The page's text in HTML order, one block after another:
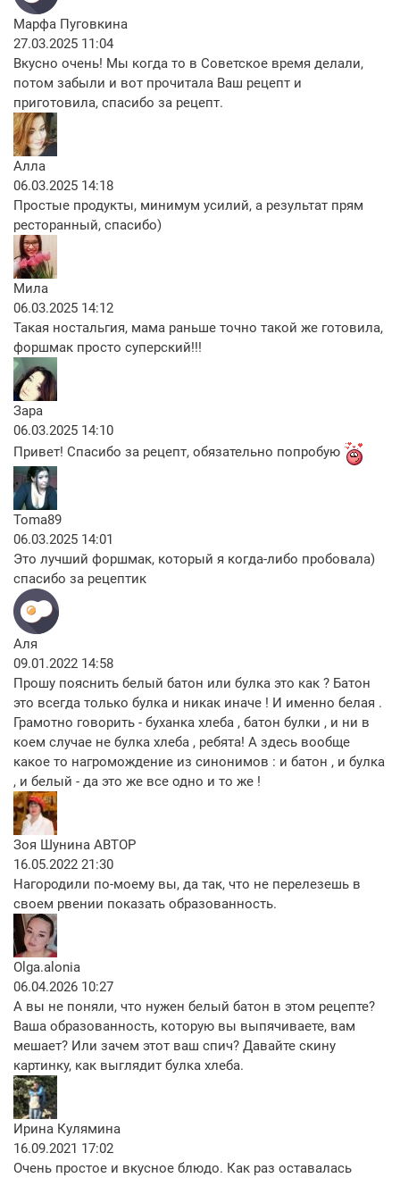
Марфа Пуговкина
27.03.2025 11:04
Вкусно очень! Мы когда то в Советское время делали,
потом забыли и вот прочитала Ваш рецепт и
приготовила, спасибо за рецепт.
Алла
06.03.2025 14:18
Простые продукты, минимум усилий, а результат прям
ресторанный, спасибо)
Мила
06.03.2025 14:12
Такая ностальгия, мама раньше точно такой же готовила,
форшмак просто суперский!!!
Зара
06.03.2025 14:10
Привет! Спасибо за рецепт, обязательно попробую
Toma89
06.03.2025 14:01
Это лучший форшмак, который я когда-либо пробовала)
спасибо за рецептик
Аля
09.01.2022 14:58
Прошу пояснить белый батон или булка это как ? Батон
это всегда только булка и никак иначе ! И именно белая .
Грамотно говорить - буханка хлеба , батон булки , и ни в
коем случае не булка хлеба , ребята! А здесь вообще
какое то нагромождение из синонимов : и батон , и булка
, и белый - да это же все одно и то же !
Зоя Шунина АВТОР
16.05.2022 21:30
Нагородили по-моему вы, да так, что не перелезешь в
своем рвении показать образованность.
Olga.alonia
06.04.2026 10:27
А вы не поняли, что нужен белый батон в этом рецепте?
Ваша образованность, которую вы выпячиваете, вам
мешает? Или зачем этот ваш спич? Давайте скину
картинку, как выглядит булка хлеба.
Ирина Кулямина
16.09.2021 17:02
Очень простое и вкусное блюдо. Как раз оставалась